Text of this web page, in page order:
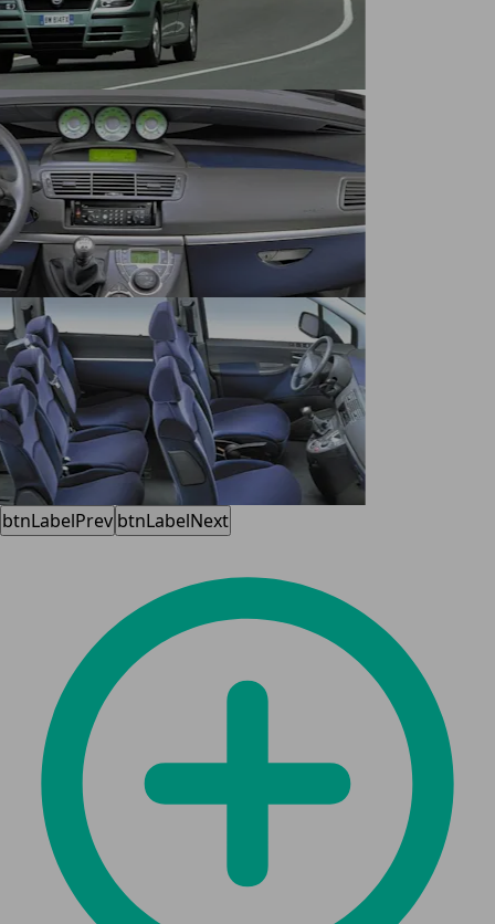
btnLabelPrev btnLabelNext